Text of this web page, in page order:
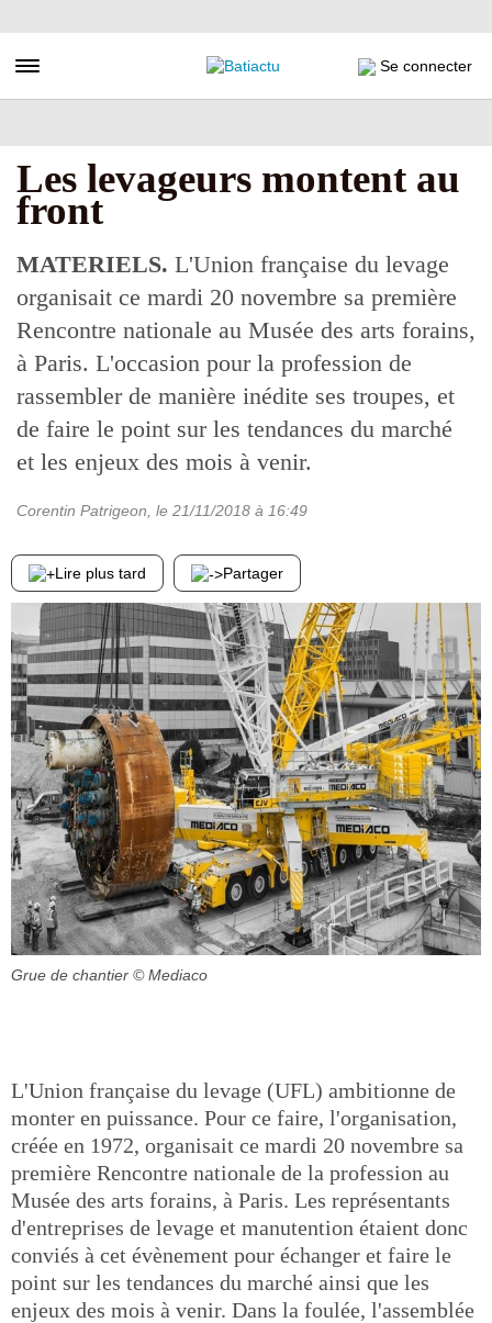
au
principal
Toggle navigation Se connecter
Les levageurs montent au
front
MATERIELS. L'Union française du levage
organisait ce mardi 20 novembre sa première
Rencontre nationale au Musée des arts forains,
à Paris. L'occasion pour la profession de
rassembler de manière inédite ses troupes, et
de faire le point sur les tendances du marché
et les enjeux des mois à venir.
Corentin Patrigeon , le 21/11/2018 à 16:49
Lire plus tard Partager
Grue de chantier © Mediaco
L'Union française du levage (UFL) ambitionne de
monter en puissance. Pour ce faire, l'organisation,
créée en 1972, organisait ce mardi 20 novembre sa
première Rencontre nationale de la profession au
Musée des arts forains, à Paris. Les représentants
d'entreprises de levage et manutention étaient donc
conviés à cet évènement pour échanger et faire le
point sur les tendances du marché ainsi que les
enjeux des mois à venir. Dans la foulée, l'assemblée